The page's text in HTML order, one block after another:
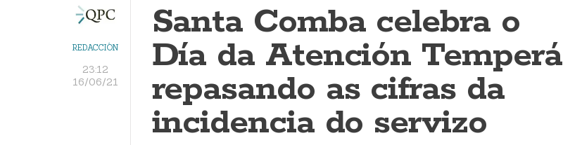
REDACCIÓN
23:12
16/06/21
Santa Comba celebra o
Día da Atención Temperá
repasando as cifras da
incidencia do servizo